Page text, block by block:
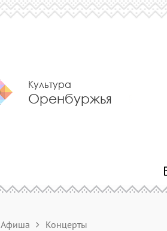
Культура
Оренбуржья
Афиша Концерты